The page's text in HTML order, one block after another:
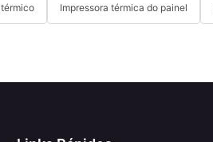
Impressora térmica do painel